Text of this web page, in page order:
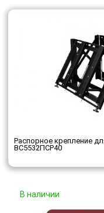
Распорное крепление
ВС5532ПСР40
В наличии